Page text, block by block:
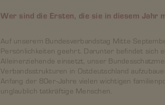
Wer sind die Ersten, die sie in diesem Jahr
Auf unserem Bundesverbandstag Mitte
Persönlichkeiten geehrt. Darunter befindet sich
Alleinerziehende einsetzt, unser
Verbandsstrukturen in Ostdeutschland
Anfang der 80er-Jahre vielen wichtigen
unglaublich tatkräftige Menschen.